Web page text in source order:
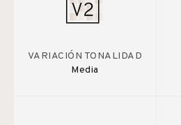
VARIACIÓN TONALIDAD
Media